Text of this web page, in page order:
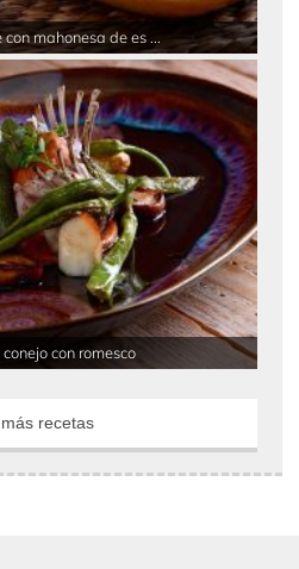
mahonesa de es ...
con romesco
recetas